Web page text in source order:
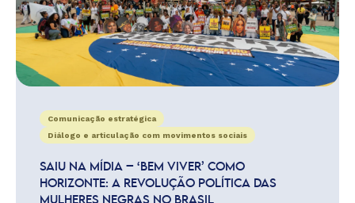
Comunicação estratégica
Diálogo e articulação com movimentos sociais
SAIU NA MÍDIA – ‘BEM VIVER’ COMO
HORIZONTE: A REVOLUÇÃO POLÍTICA DAS
MULHERES NEGRAS NO BRASIL